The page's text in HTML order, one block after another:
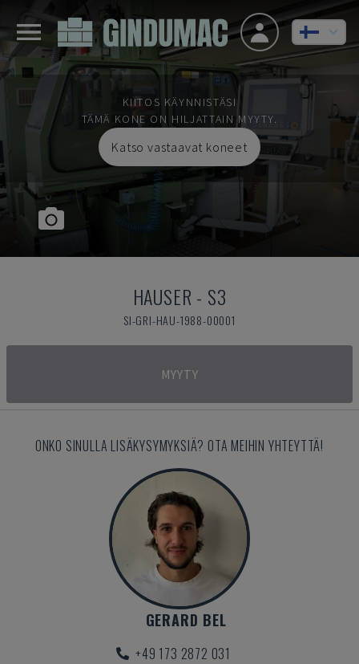
KIITOS KÄYNNISTÄSI
TÄMÄ KONE ON HILJATTAIN MYYTY.
Katso vastaavat koneet
HAUSER - S3
SI-GRI-HAU-1988-00001
MYYTY
ONKO SINULLA LISÄKYSYMYKSIÄ? OTA MEIHIN YHTEYTTÄ!
GERARD BEL
+49 173 2872 031